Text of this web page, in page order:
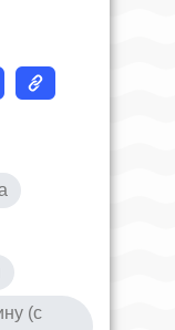
(с